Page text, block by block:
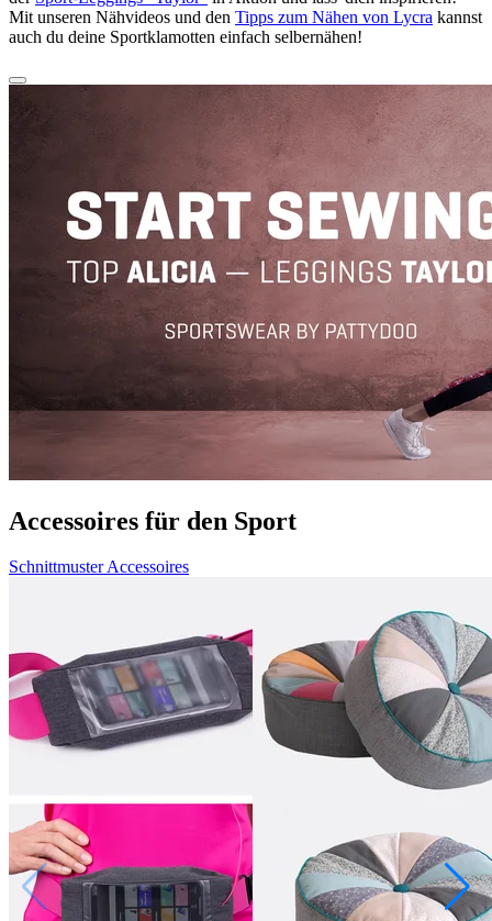
Mit unseren Nähvideos und den Tipps zum Nähen von Lycra kannst
auch du deine Sportklamotten einfach selbernähen!
Accessoires für den Sport
Schnittmuster Accessoires